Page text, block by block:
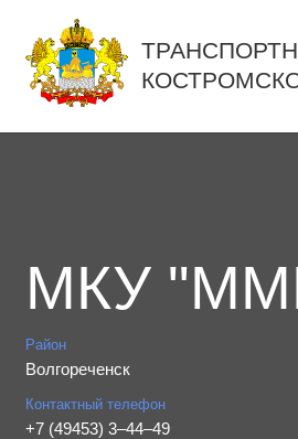
МКУ
Район
Волгореченск
Контактный телефон
+7 (49453) 3‒44‒49